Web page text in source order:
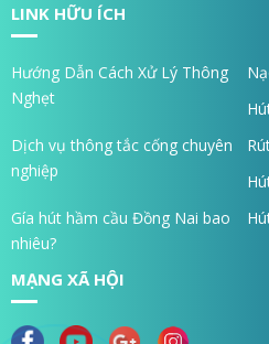
LINK HỮU ÍCH
Hướng Dẫn Cách Xử Lý Thông
Nghẹt
Dịch vụ thông tắc cống chuyên
nghiệp
Gía hút hầm cầu Đồng Nai bao
nhiêu?
MẠNG XÃ HỘI